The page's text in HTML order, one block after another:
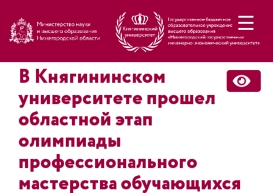
В Княгининском
университете прошел
областной этап
олимпиады
профессионального
мастерства обучающихся